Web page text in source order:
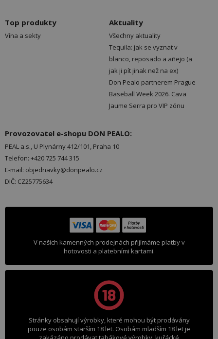
Top produkty
Vína a sekty
Aktuality
Všechny aktuality
Tequila: jak se vyznat v
blanco, reposado a añejo (a
jak ji pít jinak než na ex)
Don Pealo partnerem Prague
Baseball Week 2026. Cava
Jaume Serra pro VIP zónu
Provozovatel e-shopu DON PEALO:
PEAL a.s., U Plynárny 412/101, Praha 10
Telefon: +420 725 744 315
E-mail: objednavky@donpealo.cz
DIČ: CZ25775634
V našich kamenných prodejnách přijímáme platby v
hotovosti a platebními kartami.
Stránky obsahují výrobky, které mohou být prodávány
pouze osobám starším 18 let. Osobám mladším 18 let je